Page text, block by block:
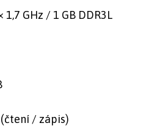
GHz / 1 GB DDR3L
/ zápis)